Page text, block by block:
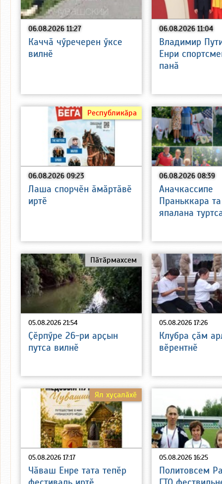
06.08.2026 11:27
Каччӑ чӳречерен ӳксе
вилнӗ
06.08.2026 11:04
Владимир
Енри
панӑ
06.08.2026 09:23
Республикӑра
Лаша спорчӗн ӑмӑртӑвӗ
иртӗ
06.08.2026 08:39
Аначкассипе
Праньккара
япалана
05.08.2026 21:54
Пӑтӑрмахсем
Ҫӗрпӳре 26-ри арҫын
путса вилнӗ
05.08.2026 17:26
Клубра ҫӑм
вӗрентнӗ
05.08.2026 17:17
Ял хуҫалӑхӗ
Чӑваш Енре тата тепӗр
05.08.2026 16:25
Политовсем